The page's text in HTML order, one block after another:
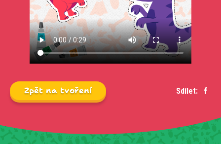
Zpět na tvoření Sdílet: